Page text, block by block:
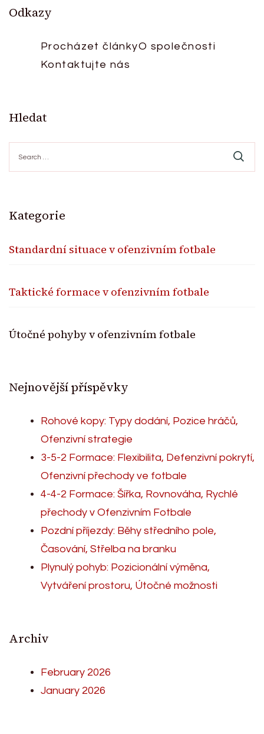
Odkazy
Procházet článkyO společnosti
Kontaktujte nás
Hledat
for:
Kategorie
Standardní situace v ofenzivním fotbale
Taktické formace v ofenzivním fotbale
Útočné pohyby v ofenzivním fotbale
Nejnovější příspěvky
Rohové kopy: Typy dodání, Pozice hráčů,
Ofenzivní strategie
3-5-2 Formace: Flexibilita, Defenzivní pokrytí,
Ofenzivní přechody ve fotbale
4-4-2 Formace: Šířka, Rovnováha, Rychlé
přechody v Ofenzivním Fotbale
Pozdní příjezdy: Běhy středního pole,
Časování, Střelba na branku
Plynulý pohyb: Pozicionální výměna,
Vytváření prostoru, Útočné možnosti
Archiv
February 2026
January 2026